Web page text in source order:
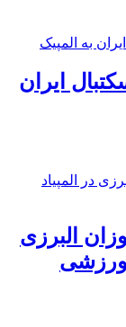
ایران
البرزی
ورزشی